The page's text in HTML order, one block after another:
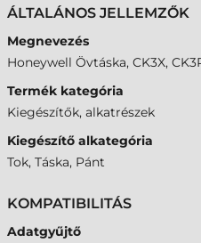
ÁLTALÁNOS JELLEMZŐK
Megnevezés
Honeywell Övtáska, CK3X,
Termék kategória
Kiegészítők, alkatrészek
Kiegészítő alkategória
Tok, Táska, Pánt
KOMPATIBILITÁS
Adatgyűjtő